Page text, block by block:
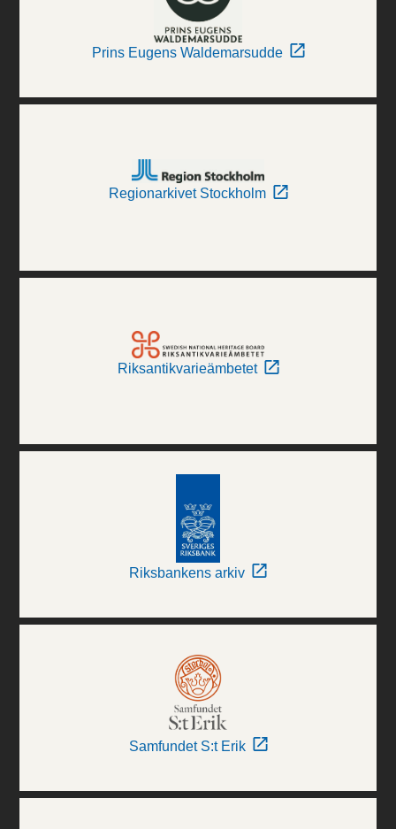
Prins Eugens Waldemarsudde
Regionarkivet Stockholm
Riksantikvarieämbetet
Riksbankens arkiv
Samfundet S:t Erik